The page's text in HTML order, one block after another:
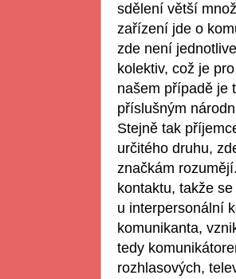
sdělení větší
zařízení jde o
zde není
kolektiv, což je
našem případě je
příslušným
Stejně tak
určitého druhu,
značkám
kontaktu, takže
u interpersonální
komunikanta,
tedy
rozhlasových,